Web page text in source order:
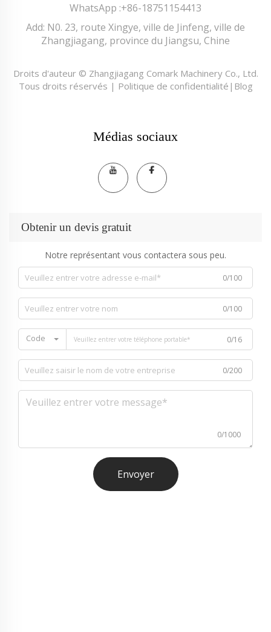
WhatsApp :+86-18751154413
Add: N0. 23, route Xingye, ville de Jinfeng, ville de
Zhangjiagang, province du Jiangsu, Chine
Droits d'auteur © Zhangjiagang Comark Machinery Co., Ltd.
Tous droits réservés | Politique de confidentialité | Blog
Médias sociaux
Obtenir un devis gratuit
Notre représentant vous contactera sous peu.
0/100
0/100
Code 0/16
0/200
0/1000
Envoyer